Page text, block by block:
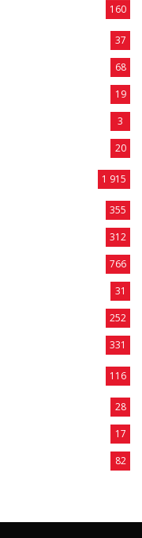
160
37
68
19
3
20
1 915
355
312
766
31
252
331
116
28
17
82